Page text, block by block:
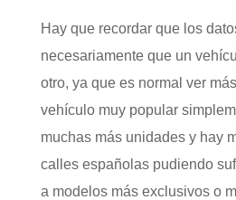
Hay que recordar que los
necesariamente que un
otro, ya que es normal ver
vehículo muy popular
muchas más unidades y hay
calles españolas pudiendo
a modelos más exclusivos o